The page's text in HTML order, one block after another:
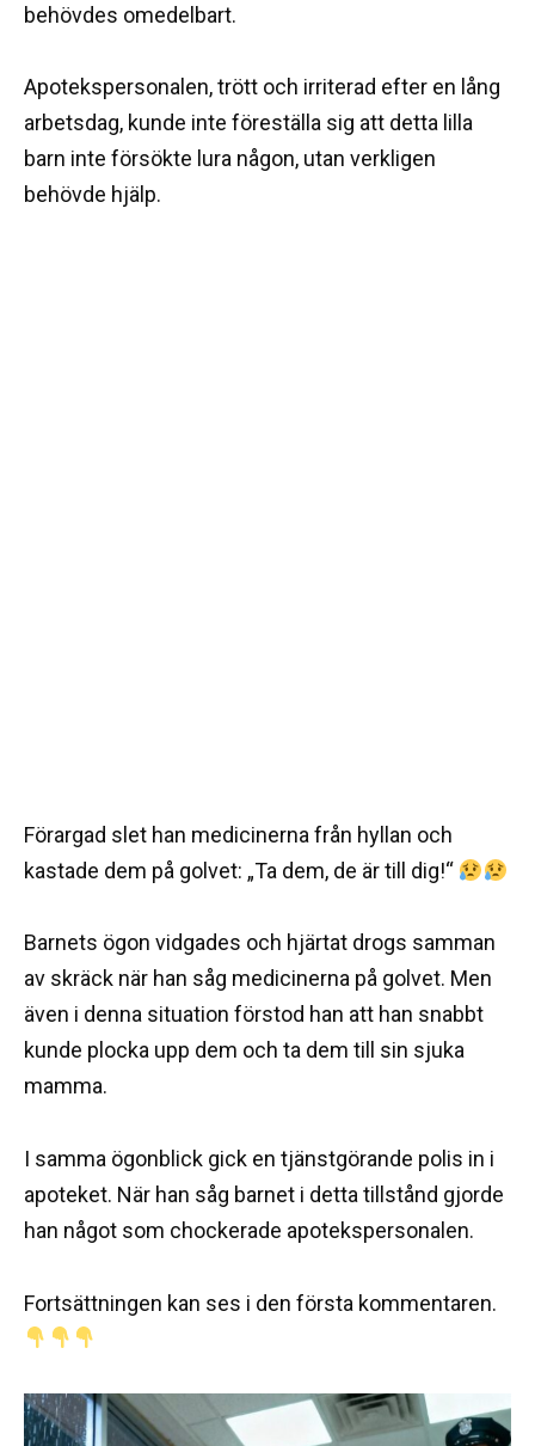
behövdes omedelbart.
Apotekspersonalen, trött och irriterad efter en lång
arbetsdag, kunde inte föreställa sig att detta lilla
barn inte försökte lura någon, utan verkligen
behövde hjälp.
Förargad slet han medicinerna från hyllan och
kastade dem på golvet: „Ta dem, de är till dig!“
Barnets ögon vidgades och hjärtat drogs samman
av skräck när han såg medicinerna på golvet. Men
även i denna situation förstod han att han snabbt
kunde plocka upp dem och ta dem till sin sjuka
mamma.
I samma ögonblick gick en tjänstgörande polis in i
apoteket. När han såg barnet i detta tillstånd gjorde
han något som chockerade apotekspersonalen.
Fortsättningen kan ses i den första kommentaren.